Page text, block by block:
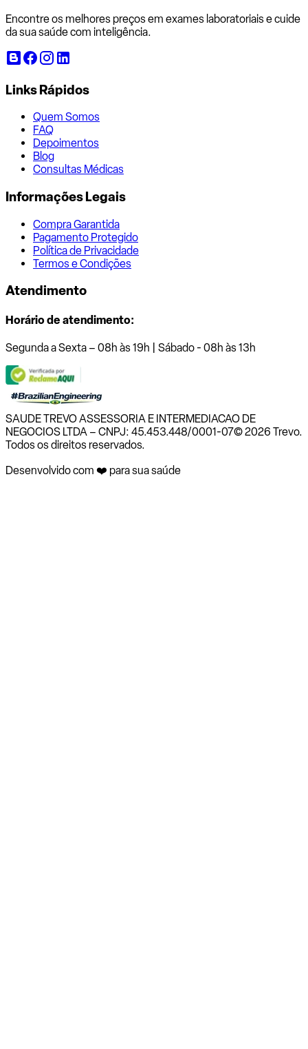
Encontre os melhores preços em exames laboratoriais e cuide
da sua saúde com inteligência.
Links Rápidos
Quem Somos
FAQ
Depoimentos
Blog
Consultas Médicas
Informações Legais
Compra Garantida
Pagamento Protegido
Política de Privacidade
Termos e Condições
Atendimento
Horário de atendimento:
Segunda a Sexta – 08h às 19h | Sábado - 08h às 13h
SAUDE TREVO ASSESSORIA E INTERMEDIACAO DE
NEGOCIOS LTDA – CNPJ: 45.453.448/0001-07© 2026 Trevo.
Todos os direitos reservados.
Desenvolvido com ❤️ para sua saúde